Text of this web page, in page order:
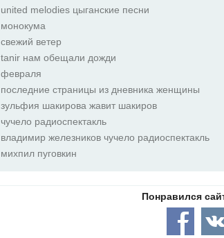
united melodies цыганские песни
монокума
свежий ветер
tanir нам обещали дожди
февраля
последние страницы из дневника женщины
зульфия шакирова жавит шакиров
чучело радиоспектакль
владимир железников чучело радиоспектакль
михпил пуговкин